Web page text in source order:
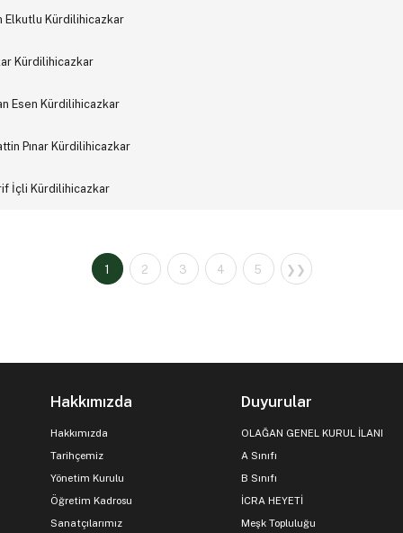
Elkutlu Kürdilihicazkar
Kürdilihicazkar
Esen Kürdilihicazkar
Pınar Kürdilihicazkar
İçli Kürdilihicazkar
1 2 3 4 5 ❯❯
Hakkımızda
Hakkımızda
Tarihçemiz
Yönetim Kurulu
Öğretim Kadrosu
Sanatçılarımız
Duyurular
OLAĞAN GENEL KURUL İLANI
A Sınıfı
B Sınıfı
İCRA HEYETİ
Meşk Topluluğu